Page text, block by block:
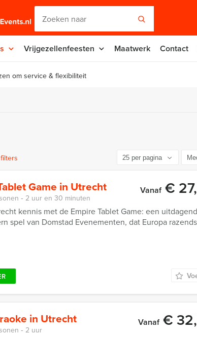
Vrijgezellenfeesten Maatwerk Contact
om service & flexibiliteit
Game in Utrecht Vanaf€
‐ 2 uur en 30 minuten
kennis met de Empire Tablet Game: een
spel van Domstad Evenementen, dat Europa
in Utrecht Vanaf€
‐ 2 uur